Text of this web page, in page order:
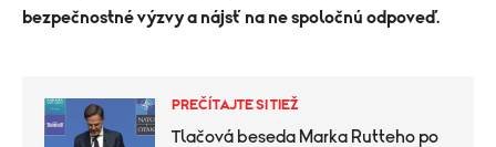
bezpečnostné výzvy a nájsť na ne spoločnú odpoveď.
PREČÍTAJTE SI TIEŽ
Tlačová beseda Marka Rutteho po